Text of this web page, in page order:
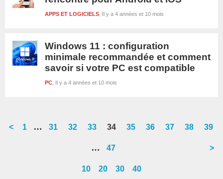
Il y a 4 années et 10 mois
APPS ET LOGICIELS
Windows 11 : configuration
minimale recommandée et comment
savoir si votre PC est compatible
Il y a 4 années et 10 mois
PC
<
Go
1
Interim
…
Go
31
Go
32
Go
page
33
Go
page
34
Go
35
Go
36
Go
37
Go
38
Go
page
39
Interim
omitted
…
Go
page
47 >
10 20 30 40